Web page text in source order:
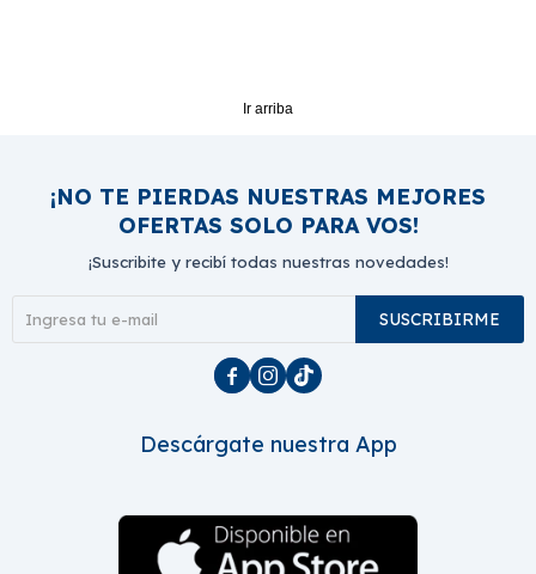
Ir arriba
¡NO TE PIERDAS NUESTRAS MEJORES
OFERTAS SOLO PARA VOS!
¡Suscribite y recibí todas nuestras novedades!
SUSCRIBIRME
  
Descárgate nuestra App